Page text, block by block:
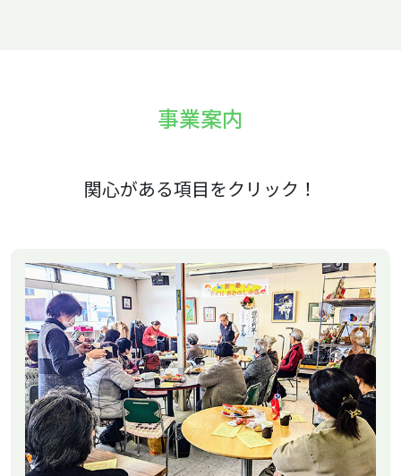
事業案内
関心がある項目をクリック！